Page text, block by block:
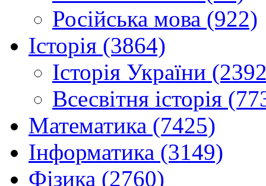
Російська мова (922)
Історія (3864)
Історія України
Всесвітня історія
Математика (7425)
Інформатика (3149)
Фізика (2760)